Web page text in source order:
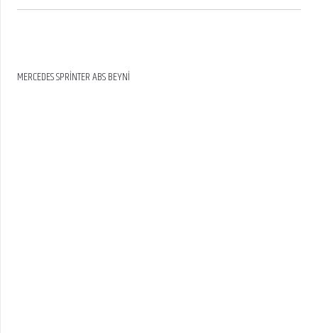
MERCEDES SPRİNTER ABS BEYNİ